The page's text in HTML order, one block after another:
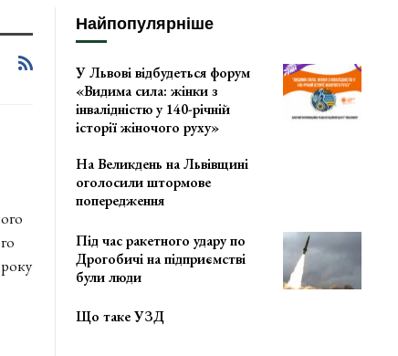
Найпопулярніше
У Львові відбудеться форум
«Видима сила: жінки з
інвалідністю у 140-річній
історії жіночого руху»
На Великдень на Львівщині
оголосили штормове
попередження
Під час ракетного удару по
Дрогобичі на підприємстві
були люди
Що таке УЗД